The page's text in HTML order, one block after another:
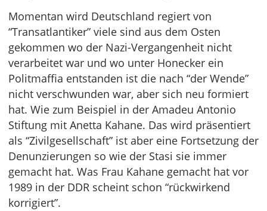
Momentan wird Deutschland regiert von
“Transatlantiker” viele sind aus dem Osten
gekommen wo der Nazi-Vergangenheit nicht
verarbeitet war und wo unter Honecker ein
Politmaffia entstanden ist die nach “der Wende”
nicht verschwunden war, aber sich neu formiert
hat. Wie zum Beispiel in der Amadeu Antonio
Stiftung mit Anetta Kahane. Das wird präsentiert
als “Zivilgesellschaft” ist aber eine Fortsetzung der
Denunzierungen so wie der Stasi sie immer
gemacht hat. Was Frau Kahane gemacht hat vor
1989 in der DDR scheint schon “rückwirkend
korrigiert”.